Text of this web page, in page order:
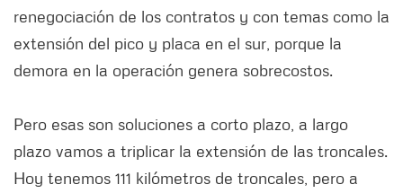
renegociación de los contratos y con temas como la
extensión del pico y placa en el sur, porque la
demora en la operación genera sobrecostos.
Pero esas son soluciones a corto plazo, a largo
plazo vamos a triplicar la extensión de las troncales.
Hoy tenemos 111 kilómetros de troncales, pero a